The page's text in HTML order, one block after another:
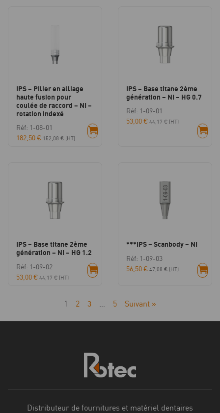
IPS – Pilier en alliage
haute fusion pour
coulée de raccord – NI –
rotation indexé
Réf: 1-08-01
182,50€ 152,08 € (HT)
IPS – Base titane 2ème
génération – NI – HG 0.7
Réf: 1-09-01
53,00€ 44,17 € (HT)
IPS – Base titane 2ème
génération – NI – HG 1.2
Réf: 1-09-02
53,00€ 44,17 € (HT)
***IPS – Scanbody – NI
Réf: 1-09-03
56,50€ 47,08 € (HT)
1 2 3 5 Suivant »
Distributeur de fournitures et matériel dentaires